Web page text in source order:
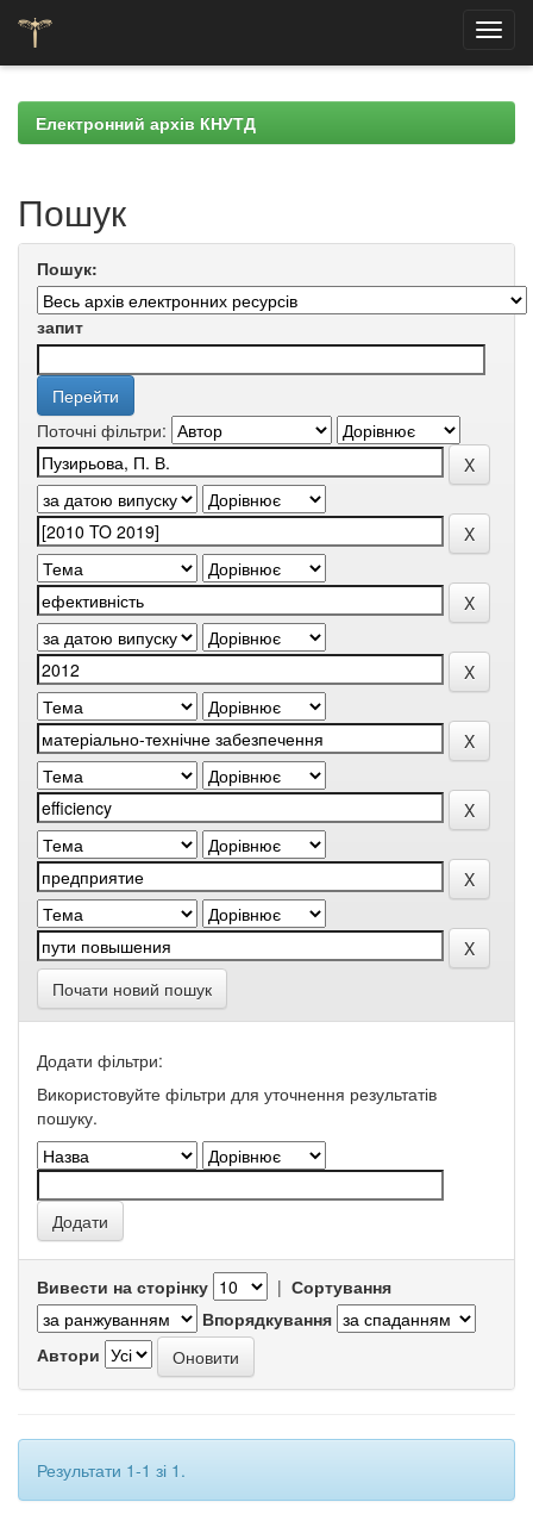
navigationЕлектронний архів КНУТД
Пошук
Пошук:
запит
Поточні фільтри:
Почати новий пошук
Додати фільтри:
Використовуйте фільтри для уточнення результатів
пошуку.
Вивести на сторінку | Сортування
Впорядкування
Автори
Результати 1-1 зі 1.